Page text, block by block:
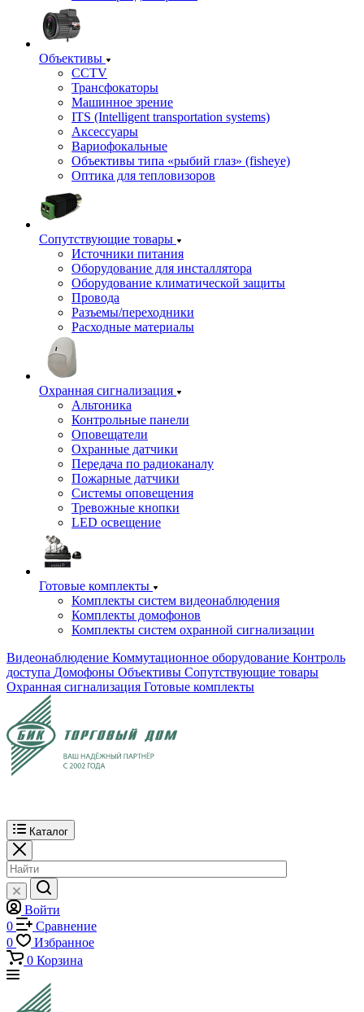
Объективы
CCTV
Трансфокаторы
Машинное зрение
ITS (Intelligent transportation systems)
Аксессуары
Вариофокальные
Объективы типа «рыбий глаз» (fisheye)
Оптика для тепловизоров
Сопутствующие товары
Источники питания
Оборудование для инсталлятора
Оборудование климатической защиты
Провода
Разъемы/переходники
Расходные материалы
Охранная сигнализация
Альтоника
Контрольные панели
Оповещатели
Охранные датчики
Передача по радиоканалу
Пожарные датчики
Системы оповещения
Тревожные кнопки
LED освещение
Готовые комплекты
Комплекты систем видеонаблюдения
Комплекты домофонов
Комплекты систем охранной сигнализации
Видеонаблюдение Коммутационное оборудование Контроль
доступа Домофоны Объективы Сопутствующие товары
Охранная сигнализация Готовые комплекты
Каталог
Войти
0
Сравнение
0
Избранное
0 Корзина